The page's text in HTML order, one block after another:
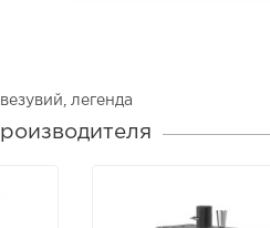
везувий легенда